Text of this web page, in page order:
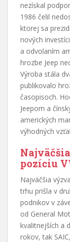
nezískal
1986 čelil
ktorej sa
nových
a odvolaním
hrozbe Jeep
Výroba stála
publikovalo
časopisoch.
Jeepom a
amerických
výhodných
pozíciu
Najväčšia
trhu prišla v
podnikov v
od General
kvalitnejších a
rokov, tak